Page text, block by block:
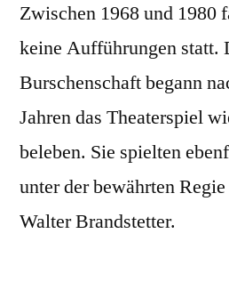
Zwischen 1968 und 1980
keine Aufführungen statt.
Burschenschaft begann
Jahren das Theaterspiel
beleben. Sie spielten
unter der bewährten
Walter Brandstetter.